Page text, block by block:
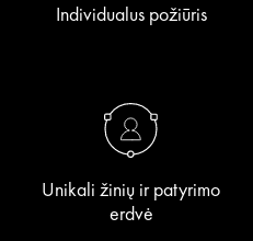
Individualus požiūris
Unikali žinių ir patyrimo
erdvė